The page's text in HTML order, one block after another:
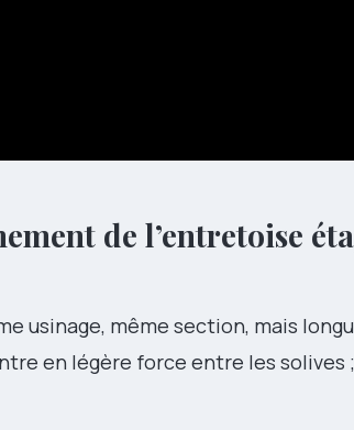
de l’entretoise
usinage, même section, mais
en légère force entre les solives